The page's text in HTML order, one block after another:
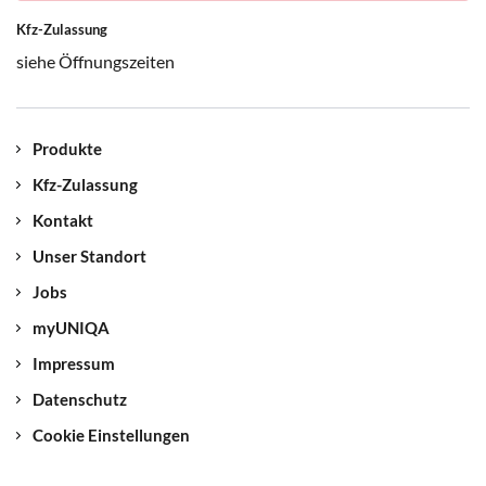
Kfz-Zulassung
siehe Öffnungszeiten
Produkte
Kfz-Zulassung
Kontakt
Unser Standort
Jobs
myUNIQA
Impressum
Datenschutz
Cookie Einstellungen